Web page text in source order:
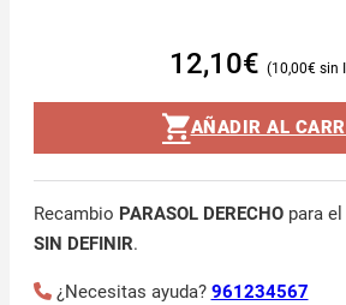
12,10€ 10,00€
AÑADIR AL
Recambio PARASOL DERECHOpara el
SIN DEFINIR.
¿Necesitas ayuda? 961234567